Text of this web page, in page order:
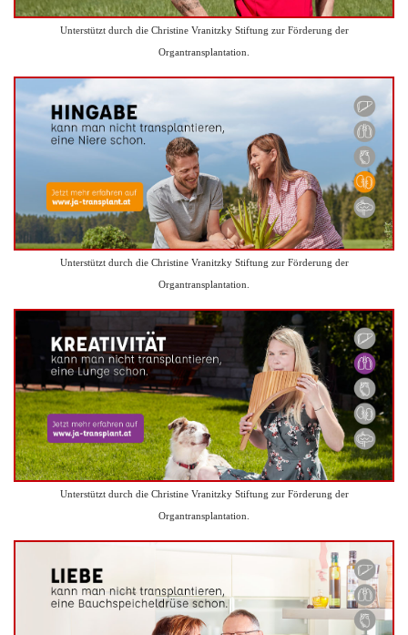
Unterstützt durch die Christine Vranitzky Stiftung zur Förderung der
Organtransplantation.
Unterstützt durch die Christine Vranitzky Stiftung zur Förderung der
Organtransplantation.
Unterstützt durch die Christine Vranitzky Stiftung zur Förderung der
Organtransplantation.